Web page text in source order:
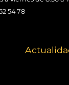
54 78